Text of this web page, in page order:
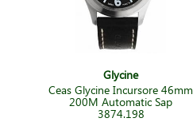
Glycine
Ceas Glycine Incursore 46mm
200M Automatic Sap
3874.198